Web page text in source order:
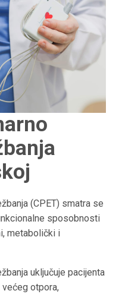
(CPET) smatra se
sposobnosti
metabolički i
uključuje pacijenta
otpora,